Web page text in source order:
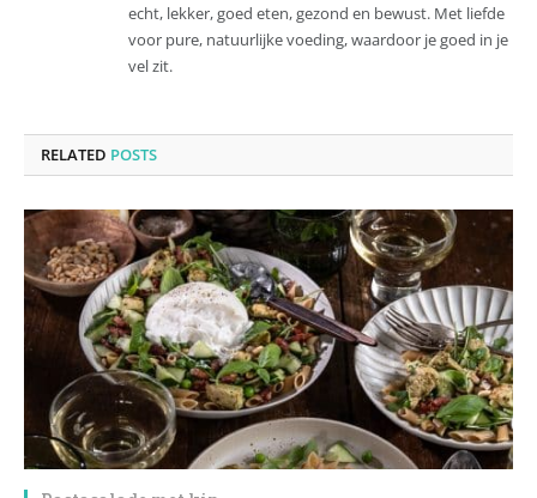
echt, lekker, goed eten, gezond en bewust. Met liefde
voor pure, natuurlijke voeding, waardoor je goed in je
vel zit.
RELATED POSTS